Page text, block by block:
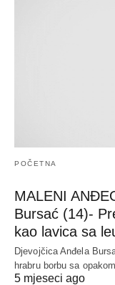
POČETNA
MALENI
Bursać (14)-
kao lavica sa
Djevojčica Anđela
hrabru borbu sa
5 mjeseci ago